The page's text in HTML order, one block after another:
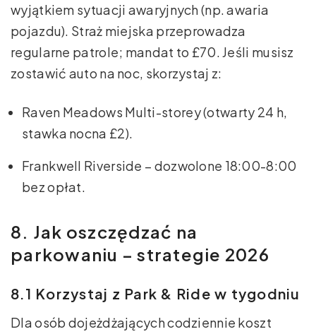
wyjątkiem sytuacji awaryjnych (np. awaria
pojazdu). Straż miejska przeprowadza
regularne patrole; mandat to £70. Jeśli musisz
zostawić auto na noc, skorzystaj z:
Raven Meadows Multi-storey (otwarty 24 h,
stawka nocna £2).
Frankwell Riverside – dozwolone 18:00-8:00
bez opłat.
8. Jak oszczędzać na
parkowaniu – strategie 2026
8.1 Korzystaj z Park & Ride w tygodniu
Dla osób dojeżdżających codziennie koszt